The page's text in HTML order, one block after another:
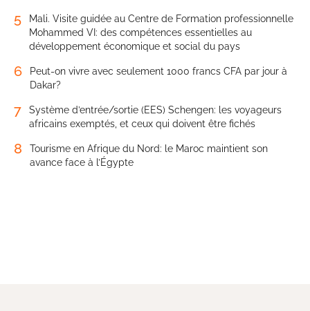
5
Mali. Visite guidée au Centre de Formation professionnelle
Mohammed VI: des compétences essentielles au
développement économique et social du pays
6
Peut-on vivre avec seulement 1000 francs CFA par jour à
Dakar?
7
Système d’entrée/sortie (EES) Schengen: les voyageurs
africains exemptés, et ceux qui doivent être fichés
8
Tourisme en Afrique du Nord: le Maroc maintient son
avance face à l’Égypte